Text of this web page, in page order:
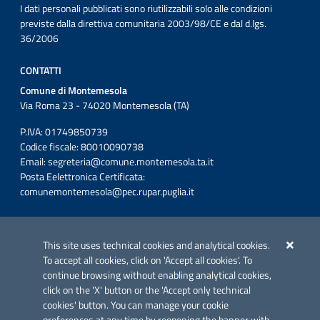
This site uses technical cookies and analytical cookies.
To accept all cookies, click on 'Accept all cookies'. To
continue browsing without enabling analytical cookies,
click on the 'X' button or the 'Accept only technical
cookies' button. You can manage your cookie
I dati personali pubblicati sono riutilizzabili solo alle condizioni
previste dalla direttiva comunitaria 2003/98/CE e dal d.lgs.
36/2006
CONTATTI
Comune di Montemesola
Via Roma 23 - 74020 Montemesola (TA)
P.IVA: 01749850739
Codice fiscale: 80010090738
Email:segreteria@comune.montemesola.ta.it
Posta Eelettronica Certificata:
comunemontemesola@pec.rupar.puglia.it
Azione 2.3.